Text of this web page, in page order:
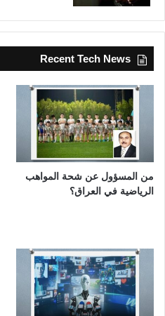
Recent Tech News
من المسؤول عن شحة المواهب
الرياضية في العراق؟